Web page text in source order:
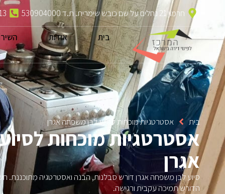
חרמון 21 נחלים על שם כובש שימרית. ת.ד 530904000
בית אודות
בית אסטרטגיות מוכחות לסיוע לבן משפחה אגרן
אסטרטגיות מוכחות
אגרן
סיוע לבן משפחה אגרן דורש סבלנות, הבנה ואסטרטגיה מתוכננת.
הדורש תמיכה עקבית ורגישה.